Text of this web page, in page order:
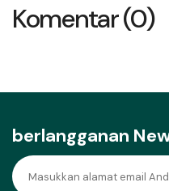
Komentar (0)
berlangganan